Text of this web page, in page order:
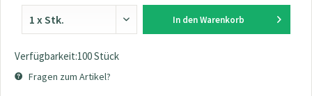
In den Warenkorb
Verfügbarkeit:100 Stück
Fragen zum Artikel?